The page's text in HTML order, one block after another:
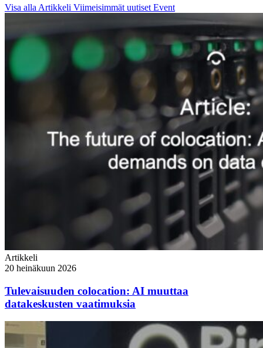
Visa alla Artikkeli Viimeisimmät uutiset Event
Artikkeli
20 heinäkuun 2026
Tulevaisuuden colocation: AI muuttaa
datakeskusten vaatimuksia